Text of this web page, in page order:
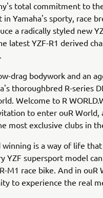
total commitment to
Yamaha's sporty, race
a radically styled new
latest YZF-R1 derived
drag bodywork and an
thoroughbred R-series
Welcome to R
to enter ouR World,
most exclusive clubs in
winning is a way of life
YZF supersport model
M1 race bike. And in
to experience the real